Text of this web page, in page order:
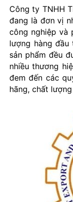
Công ty TNHH
đang là đơn vị
công nghiệp và
lượng hàng
sản phẩm đều
nhiều thương
đem đến các
hãng, chất